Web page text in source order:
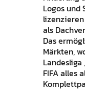
Logos
als
Das
Märkten,
FIFA alles